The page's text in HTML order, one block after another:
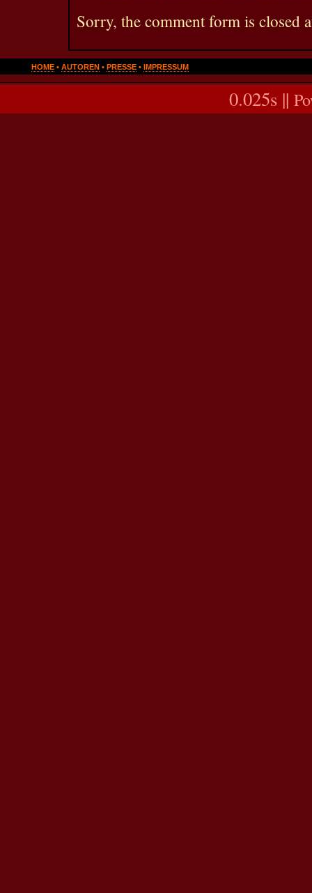
Sorry, the comment form is closed
HOME • AUTOREN • PRESSE • IMPRESSUM
0.025s ||